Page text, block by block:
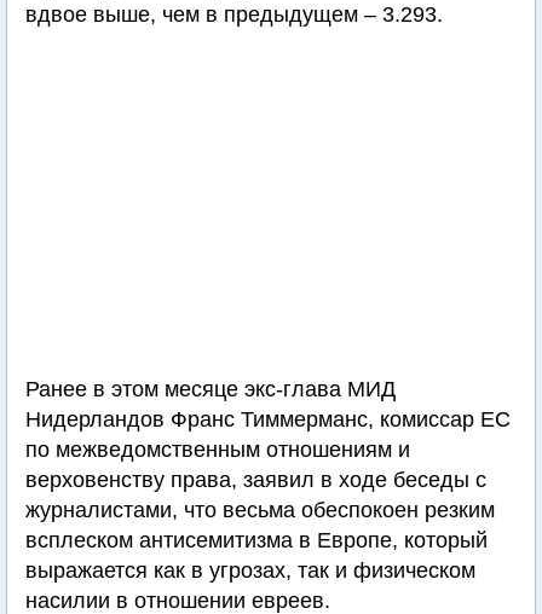
вдвое выше, чем в предыдущем – 3.293.
Ранее в этом месяце экс-глава МИД
Нидерландов Франс Тиммерманс, комиссар ЕС
по межведомственным отношениям и
верховенству права, заявил в ходе беседы с
журналистами, что весьма обеспокоен резким
всплеском антисемитизма в Европе, который
выражается как в угрозах, так и физическом
насилии в отношении евреев.